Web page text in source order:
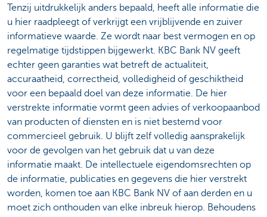
Tenzij uitdrukkelijk anders bepaald, heeft alle informatie die
u hier raadpleegt of verkrijgt een vrijblijvende en zuiver
informatieve waarde. Ze wordt naar best vermogen en op
regelmatige tijdstippen bijgewerkt. KBC Bank NV geeft
echter geen garanties wat betreft de actualiteit,
accuraatheid, correctheid, volledigheid of geschiktheid
voor een bepaald doel van deze informatie. De hier
verstrekte informatie vormt geen advies of verkoopaanbod
van producten of diensten en is niet bestemd voor
commercieel gebruik. U blijft zelf volledig aansprakelijk
voor de gevolgen van het gebruik dat u van deze
informatie maakt. De intellectuele eigendomsrechten op
de informatie, publicaties en gegevens die hier verstrekt
worden, komen toe aan KBC Bank NV of aan derden en u
moet zich onthouden van elke inbreuk hierop. Behoudens